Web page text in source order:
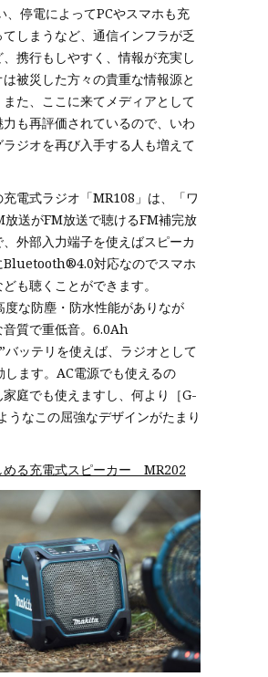
、停電によってPCやスマホも充
しまうなど、通信インフラが乏
、携行もしやすく、情報が充実し
被災した方々の貴重な情報源と
た、ここに来てメディアとして
も再評価されているので、いわ
ジオを再び入手する人も増えて
充電式ラジオ「MR108」は、「ワ
放送がFM放送で聴けるFM補完放
外部入力端子を使えばスピーカ
Bluetooth®4.0対応なのでスマホ
も聴くことができます。
度な防塵・防水性能がありなが
音質で重低音。6.0Ah
バッテリを使えば、ラジオとして
します。AC電源でも使えるの
庭でも使えますし、何より［G-
うなこの屈強なデザインがたまり
める充電式スピーカー MR202